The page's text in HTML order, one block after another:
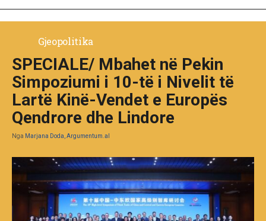
Gjeopolitika
SPECIALE/ Mbahet në Pekin
Simpoziumi i 10-të i Nivelit të
Lartë Kinë-Vendet e Europës
Qendrore dhe Lindore
Nga Marjana Doda, Argumentum.al